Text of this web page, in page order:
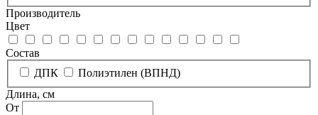
Производитель
Цвет
Состав
ДПК
Полиэтилен (ВПНД)
Длина, см
От